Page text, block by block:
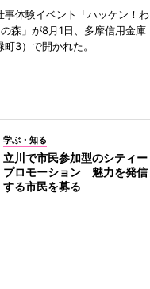
事体験イベント「ハッケン！わ
の森」が8月1日、多摩信用金庫
3）で開かれた。
学ぶ・知る
立川で市民参加型のシティー
プロモーション 魅力を発信
する市民を募る